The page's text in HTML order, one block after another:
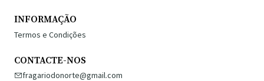
INFORMAÇÃO
Termos e Condições
CONTACTE-NOS
fragariodonorte@gmail.com